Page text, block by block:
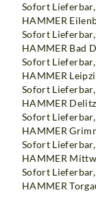
Sofort
HAMMER
Sofort
HAMMER Bad
Sofort
HAMMER
Sofort
HAMMER
Sofort
HAMMER
Sofort
HAMMER
Sofort
HAMMER